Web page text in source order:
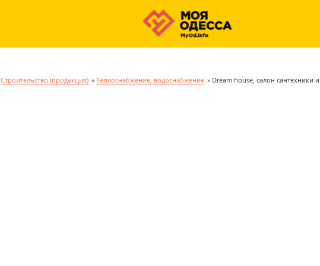
Строительство (продукция) » Теплоснабжение, водоснабжение » Dream house, салон сантехники